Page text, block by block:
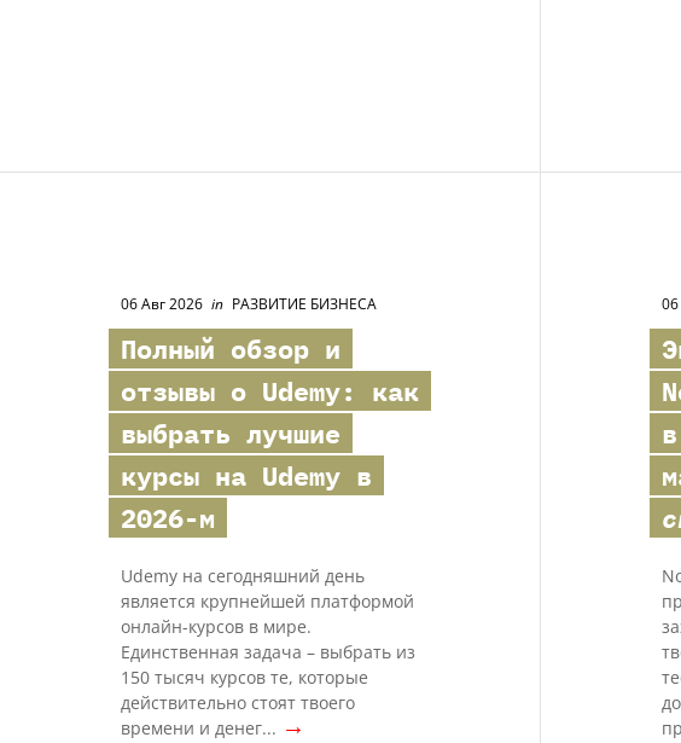
06 Авг 2026 in РАЗВИТИЕ БИЗНЕСА
Полный обзор и
отзывы о Udemy: как
выбрать лучшие
курсы на Udemy в
2026-м
Udemy на сегодняшний день
является крупнейшей платформой
онлайн-курсов в мире.
Единственная задача – выбрать из
150 тысяч курсов те, которые
действительно стоят твоего
времени и денег... →